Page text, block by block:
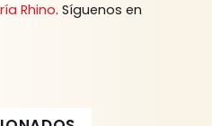
Rhino. Síguenos en